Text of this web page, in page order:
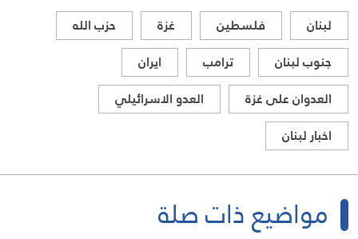
لبنان فلسطين غزة
حزب الله
جنوب لبنان
ترامب
ايران
العدوان على غزة
العدو الاسرائيلي
اخبار لبنان
مواضيع ذات صلة